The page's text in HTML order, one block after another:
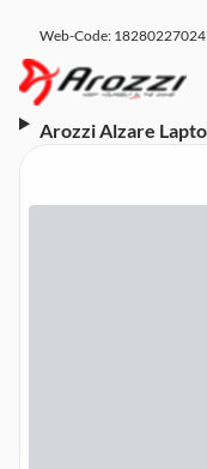
Web-Code: 18280227024
Arozzi Alzare